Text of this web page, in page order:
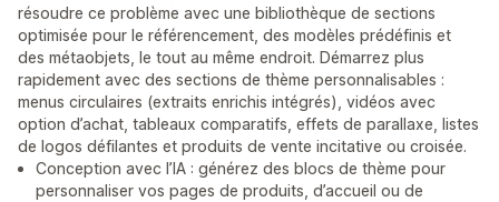
résoudre ce problème avec une bibliothèque de sections
optimisée pour le référencement, des modèles prédéfinis et
des métaobjets, le tout au même endroit. Démarrez plus
rapidement avec des sections de thème personnalisables :
menus circulaires (extraits enrichis intégrés), vidéos avec
option d’achat, tableaux comparatifs, effets de parallaxe, listes
de logos défilantes et produits de vente incitative ou croisée.
Conception avec l’IA : générez des blocs de thème pour
personnaliser vos pages de produits, d’accueil ou de